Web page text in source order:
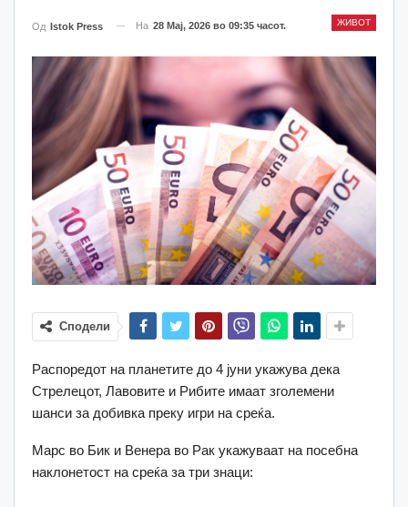
ЖИВОТ
Од Istok Press На 28 Мај, 2026 во 09:35 часот.
Сподели
Распоредот на планетите до 4 јуни укажува дека
Стрелецот, Лавовите и Рибите имаат зголемени
шанси за добивка преку игри на среќа.
Марс во Бик и Венера во Рак укажуваат на посебна
наклонетост на среќа за три знаци: